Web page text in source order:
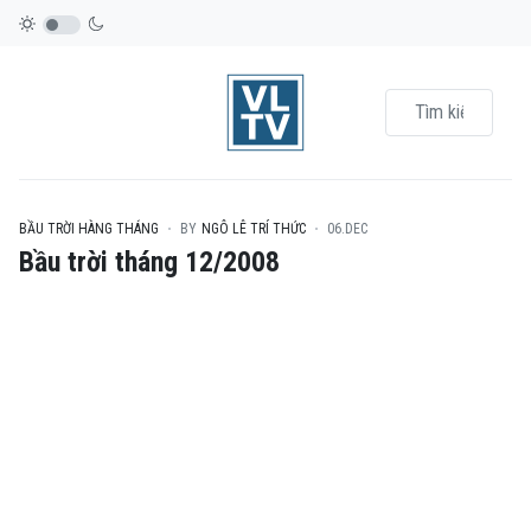
BẦU TRỜI HÀNG THÁNG BY NGÔ LÊ TRÍ THỨC 06.DEC
Bầu trời tháng 12/2008